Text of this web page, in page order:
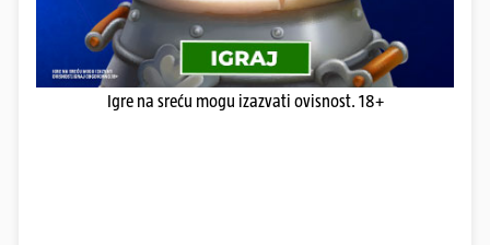
Igre na sreću mogu izazvati ovisnost. 18+